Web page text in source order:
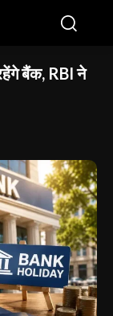
बैंक, RBI ने